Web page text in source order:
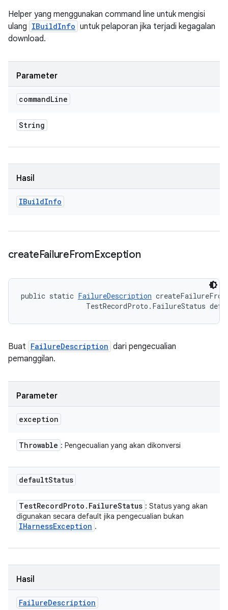
Helper yang menggunakan command line untuk mengisi
ulang IBuildInfo untuk pelaporan jika terjadi kegagalan
download.
Parameter
commandLine
String
Hasil
IBuildInfo
createFailureFromException
public static FailureDescription
TestRecordProto.FailureStatus
Buat FailureDescription dari pengecualian
pemanggilan.
Parameter
exception
Throwable : Pengecualian yang akan dikonversi
defaultStatus
TestRecordProto . FailureStatus : Status yang akan
digunakan secara default jika pengecualian bukan
IHarnessException .
Hasil
FailureDescription